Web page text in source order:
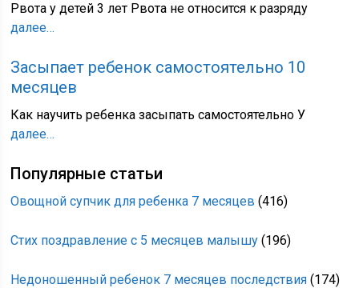
Рвота у детей 3 лет Рвота не относится к разряду
далее…
Засыпает ребенок самостоятельно 10
месяцев
Как научить ребенка засыпать самостоятельно У
далее…
Популярные статьи
Овощной супчик для ребенка 7 месяцев (416)
Стих поздравление с 5 месяцев малышу (196)
Недоношенный ребенок 7 месяцев последствия (174)